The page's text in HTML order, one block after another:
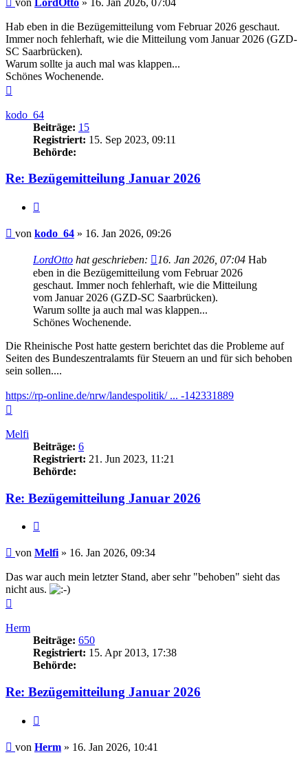
Hab eben in die Bezügemitteilung vom Februar 2026 geschaut.
Immer noch fehlerhaft, wie die Mitteilung vom Januar 2026 (GZD-
SC Saarbrücken).
Warum sollte ja auch mal was klappen...
Schönes Wochenende.
kodo_64
Beiträge: 15
Registriert: 15. Sep 2023, 09:11
Behörde:
Re: Bezügemitteilung Januar 2026
Beitrag
von kodo_64 » 16. Jan 2026, 09:26
LordOtto hat geschrieben: 16. Jan 2026, 07:04 Hab
eben in die Bezügemitteilung vom Februar 2026
geschaut. Immer noch fehlerhaft, wie die Mitteilung
vom Januar 2026 (GZD-SC Saarbrücken).
Warum sollte ja auch mal was klappen...
Schönes Wochenende.
Die Rheinische Post hatte gestern berichtet das die Probleme auf
Seiten des Bundeszentralamts für Steuern an und für sich behoben
sein sollen....
https://rp-online.de/nrw/landespolitik/ ... -142331889
Melfi
Beiträge: 6
Registriert: 21. Jun 2023, 11:21
Behörde:
Re: Bezügemitteilung Januar 2026
Beitrag
von Melfi » 16. Jan 2026, 09:34
Das war auch mein letzter Stand, aber sehr "behoben" sieht das
nicht aus.
Herm
Beiträge: 650
Registriert: 15. Apr 2013, 17:38
Behörde:
Re: Bezügemitteilung Januar 2026
Beitrag
von Herm » 16. Jan 2026, 10:41